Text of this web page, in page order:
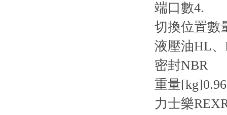
端口數4.
切換位置數
液壓油HL、
密封NBR
重量[kg]0.96
力士樂